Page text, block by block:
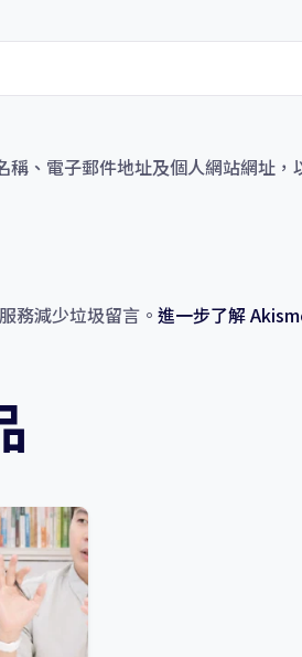
稱、電子郵件地址及個人網站網址，
務減少垃圾留言。 進一步了解